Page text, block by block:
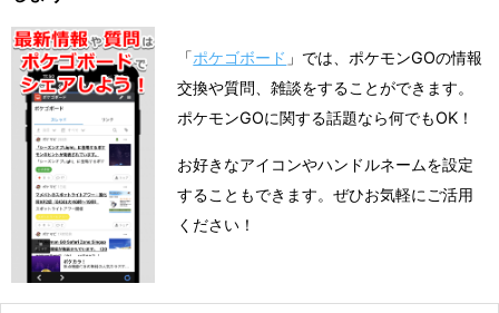
「ポケゴボード 」では、ポケモンGOの情報
交換や質問、雑談をすることができます。
ポケモンGOに関する話題なら何でもOK！
お好きなアイコンやハンドルネームを設定
することもできます。ぜひお気軽にご活用
ください！